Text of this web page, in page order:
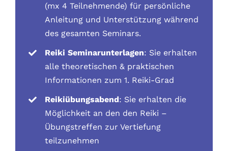
(mx 4 Teilnehmende) für persönliche
Anleitung und Unterstützung während
des gesamten Seminars.
Reiki Seminarunterlagen: Sie erhalten
alle theoretischen & praktischen
Informationen zum 1. Reiki-Grad
Reikiübungsabend: Sie erhalten die
Möglichkeit an den den Reiki –
Übungstreffen zur Vertiefung
teilzunehmen